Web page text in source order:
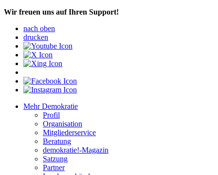
Wir freuen uns auf Ihren Support!
nach oben
drucken
Mehr Demokratie
Profil
Organisation
Mitgliederservice
Beratung
demokratie!-Magazin
Satzung
Partner